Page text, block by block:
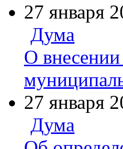
27 января
Дума
О
27 января
Дума